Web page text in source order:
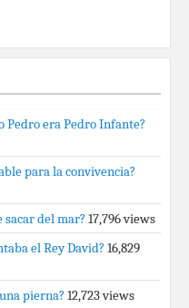
Pedro era Pedro Infante?
para la convivencia?
sacar del mar? 17,796 views
el Rey David? 16,829
pierna? 12,723 views